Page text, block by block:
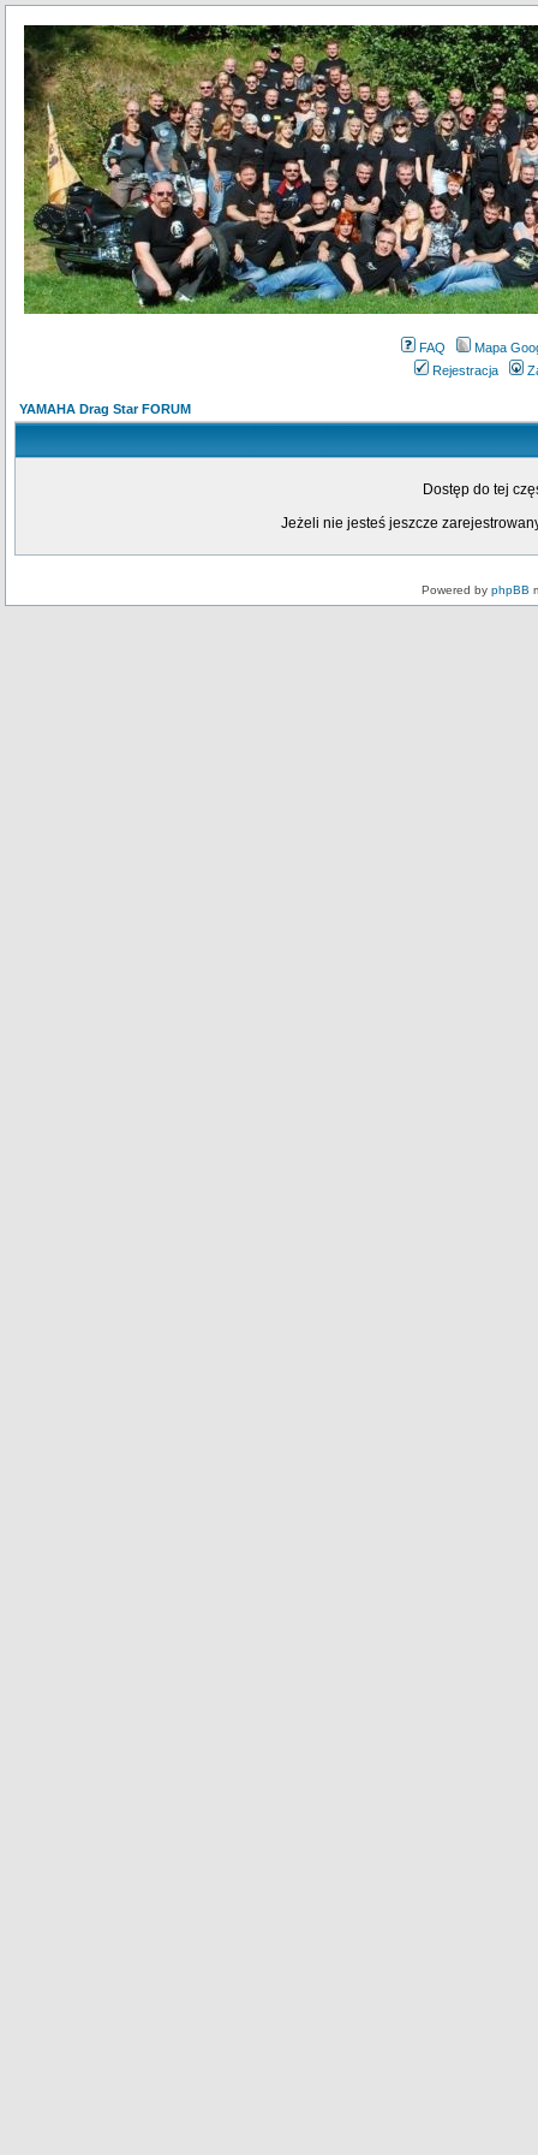
FAQ
Mapa
Rejestracja
YAMAHA Drag Star FORUM
Dostęp do tej
Jeżeli nie jesteś jeszcze
Powered by phpBB